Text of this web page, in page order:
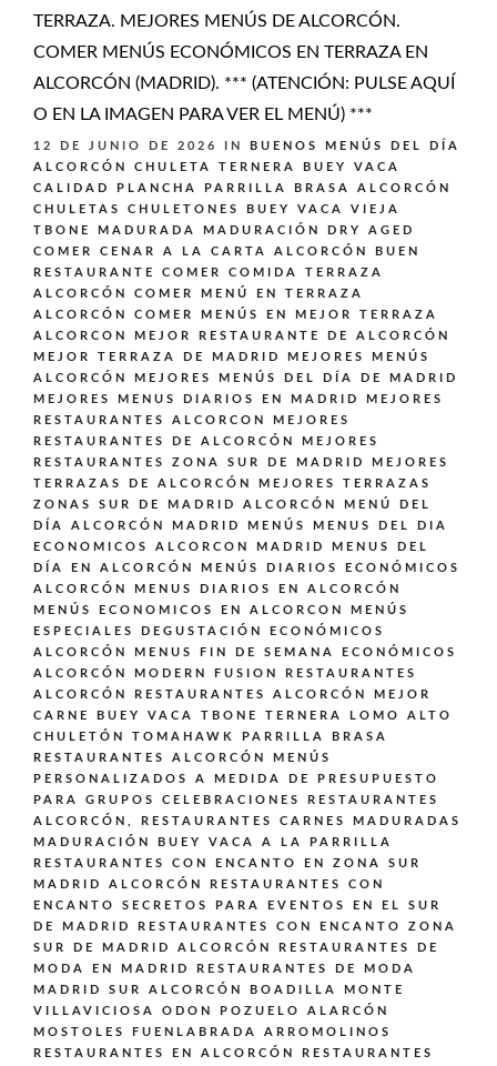
TERRAZA. MEJORES MENÚS DE ALCORCÓN.
COMER MENÚS ECONÓMICOS EN TERRAZA EN
ALCORCÓN (MADRID). *** (ATENCIÓN: PULSE AQUÍ
O EN LA IMAGEN PARA VER EL MENÚ) ***
12 DE JUNIO DE 2026 IN
BUENOS MENÚS DEL DÍA
ALCORCÓN
CHULETA TERNERA BUEY VACA
CALIDAD PLANCHA PARRILLA BRASA ALCORCÓN
CHULETAS CHULETONES BUEY VACA VIEJA
TBONE MADURADA MADURACIÓN DRY AGED
COMER CENAR A LA CARTA ALCORCÓN BUEN
RESTAURANTE
COMER COMIDA TERRAZA
ALCORCÓN
COMER MENÚ EN TERRAZA
ALCORCÓN
COMER MENÚS EN MEJOR TERRAZA
ALCORCON
MEJOR RESTAURANTE DE ALCORCÓN
MEJOR TERRAZA DE MADRID
MEJORES MENÚS
ALCORCÓN
MEJORES MENÚS DEL DÍA DE MADRID
MEJORES MENUS DIARIOS EN MADRID
MEJORES
RESTAURANTES ALCORCON
MEJORES
RESTAURANTES DE ALCORCÓN
MEJORES
RESTAURANTES ZONA SUR DE MADRID
MEJORES
TERRAZAS DE ALCORCÓN
MEJORES TERRAZAS
ZONAS SUR DE MADRID ALCORCÓN
MENÚ DEL
DÍA ALCORCÓN MADRID
MENÚS
MENUS DEL DIA
ECONOMICOS ALCORCON MADRID
MENUS DEL
DÍA EN ALCORCÓN
MENÚS DIARIOS ECONÓMICOS
ALCORCÓN
MENUS DIARIOS EN ALCORCÓN
MENÚS ECONOMICOS EN ALCORCON
MENÚS
ESPECIALES DEGUSTACIÓN ECONÓMICOS
ALCORCÓN
MENUS FIN DE SEMANA ECONÓMICOS
ALCORCÓN
MODERN FUSION
RESTAURANTES
ALCORCÓN
RESTAURANTES ALCORCÓN MEJOR
CARNE BUEY VACA TBONE TERNERA LOMO ALTO
CHULETÓN TOMAHAWK PARRILLA BRASA
RESTAURANTES ALCORCÓN MENÚS
PERSONALIZADOS A MEDIDA DE PRESUPUESTO
PARA GRUPOS CELEBRACIONES
RESTAURANTES
ALCORCÓN,
RESTAURANTES CARNES MADURADAS
MADURACIÓN BUEY VACA A LA PARRILLA
RESTAURANTES CON ENCANTO EN ZONA SUR
MADRID ALCORCÓN
RESTAURANTES CON
ENCANTO SECRETOS PARA EVENTOS EN EL SUR
DE MADRID
RESTAURANTES CON ENCANTO ZONA
SUR DE MADRID ALCORCÓN
RESTAURANTES DE
MODA EN MADRID
RESTAURANTES DE MODA
MADRID SUR ALCORCÓN BOADILLA MONTE
VILLAVICIOSA ODON POZUELO ALARCÓN
MOSTOLES FUENLABRADA ARROMOLINOS
RESTAURANTES EN ALCORCÓN
RESTAURANTES